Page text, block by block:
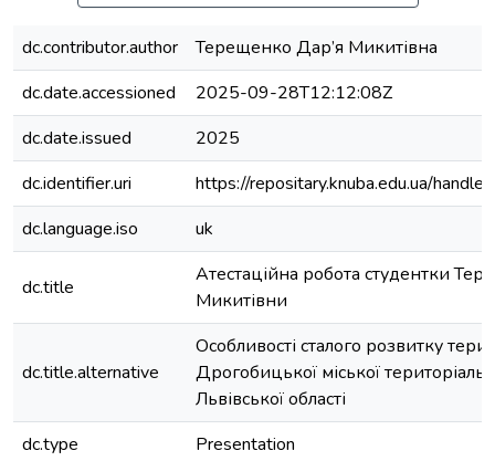
dc.contributor.author
Терещенко Дар’я Микитівна
dc.date.accessioned
2025-09-28T12:12:08Z
dc.date.issued
2025
dc.identifier.uri
https://repositary.knuba.edu.ua/
dc.language.iso
uk
dc.title
Атестаційна робота студентки
Микитівни
dc.title.alternative
Особливості сталого розвитку
Дрогобицької міської
Львівської області
dc.type
Presentation